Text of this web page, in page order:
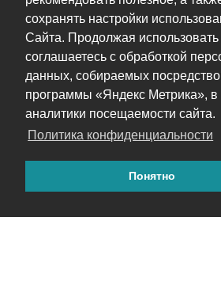
сохранять настройки
Сайта. Продолжая использовать
соглашаетесь с обработкой
данных, собираемых
программы «Яндекс Метрика», в
аналитики посещаемости сайта.
Политика конфиденциальности
Понятно
меня на диске с фотографиями,
пользователи у себя на дисках
Прошу прощения, если повторяюсь
нашел ничего подобного поиском.
чего то подобного.
Андрейответили на это сообщение.